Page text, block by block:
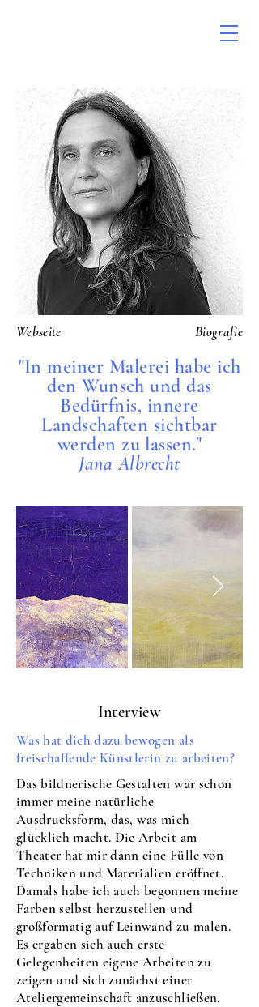
Webseite Biografie
"In meiner Malerei habe ich
den Wunsch und das
Bedürfnis, innere
Landschaften sichtbar
werden zu lassen."
Jana Albrecht
Interview
Was hat dich dazu bewogen als
freischaffende Künstlerin zu arbeiten?
Das bildnerische Gestalten war schon
immer meine natürliche
Ausdrucksform, das, was mich
glücklich macht. Die Arbeit am
Theater hat mir dann eine Fülle von
Techniken und Materialien eröffnet.
Damals habe ich auch begonnen meine
Farben selbst herzustellen und
großformatig auf Leinwand zu malen.
Es ergaben sich auch erste
Gelegenheiten eigene Arbeiten zu
zeigen und sich zunächst einer
Ateliergemeinschaft anzuschließen.